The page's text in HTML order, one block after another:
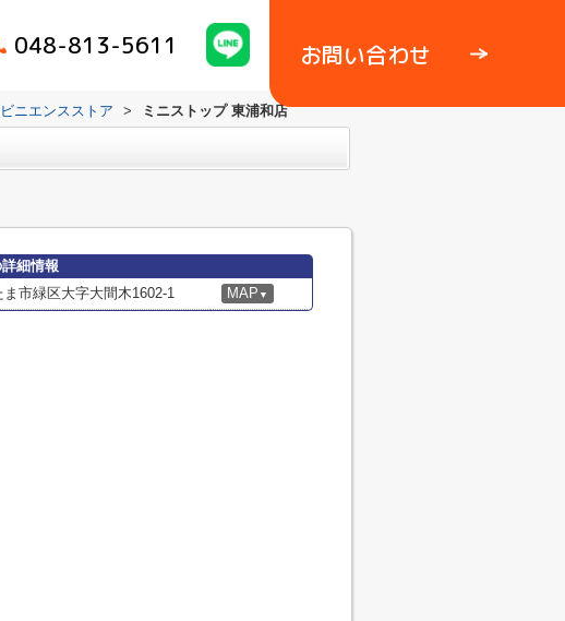
048-813-5611 お問い合わせ
ニエンスストア > ミニストップ 東浦和店
細情報
市緑区大字大間木1602-1 MAP ▼